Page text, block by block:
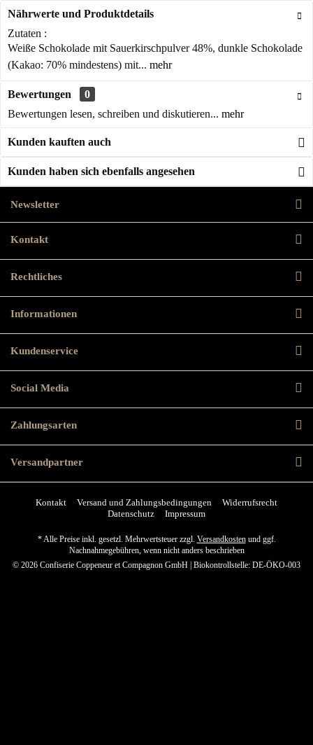
Nährwerte und Produktdetails
Zutaten :
Weiße Schokolade mit Sauerkirschpulver 48%, dunkle Schokolade
(Kakao: 70% mindestens) mit... mehr
Bewertungen
0
Bewertungen lesen, schreiben und diskutieren... mehr
Kunden kauften auch
Kunden haben sich ebenfalls angesehen
Newsletter
Kontakt
Rechtliches
Informationen
Kundenservice
Social Media
Zahlungsarten
Versandpartner
Kontakt Versand und Zahlungsbedingungen
Widerrufsrecht
Datenschutz
Impressum
* Alle Preise inkl. gesetzl. Mehrwertsteuer zzgl. Versandkostenund ggf.
Nachnahmegebühren, wenn nicht anders beschrieben
© 2026 Confiserie Coppeneur et Compagnon GmbH | Biokontrollstelle: DE-ÖKO-003